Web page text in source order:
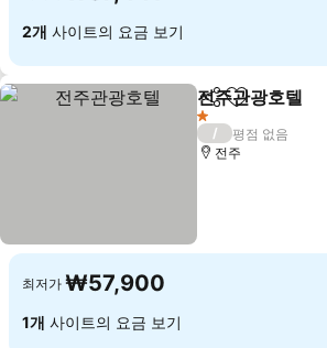
2개 사이트의 요금 보기
공유 즐겨찾기에
전주관광호텔
1 성급
/
평점 없음
전주
최저가 ₩57,900
1개 사이트의 요금 보기